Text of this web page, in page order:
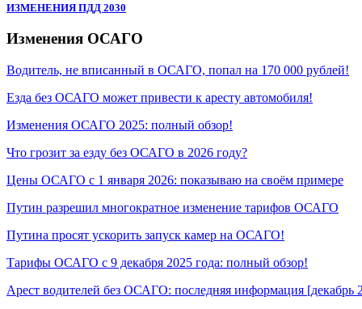
ИЗМЕНЕНИЯ ПДД 2030
Изменения ОСАГО
Водитель, не вписанный в ОСАГО, попал на 170 000 рублей!
Езда без ОСАГО может привести к аресту автомобиля!
Изменения ОСАГО 2025: полный обзор!
Что грозит за езду без ОСАГО в 2026 году?
Цены ОСАГО с 1 января 2026: показываю на своём примере
Путин разрешил многократное изменение тарифов ОСАГО
Путина просят ускорить запуск камер на ОСАГО!
Тарифы ОСАГО с 9 декабря 2025 года: полный обзор!
Арест водителей без ОСАГО: последняя информация [декабрь